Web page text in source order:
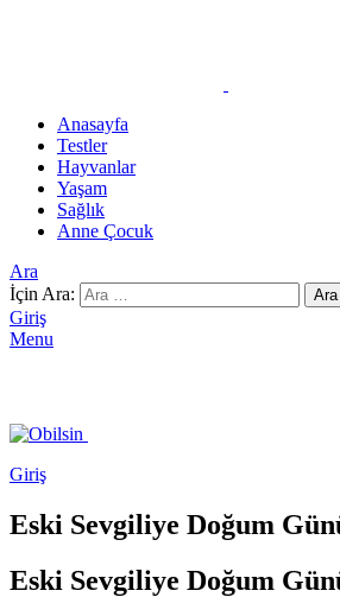
Anasayfa
Testler
Hayvanlar
Yaşam
Sağlık
Anne Çocuk
Ara
İçin Ara:
Ara
Giriş
Menu
Giriş
Eski Sevgiliye Doğum
Eski Sevgiliye Doğum